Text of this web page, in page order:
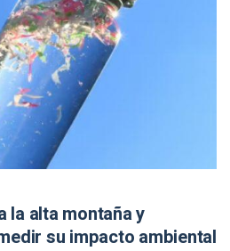
la alta montaña y
su impacto ambiental